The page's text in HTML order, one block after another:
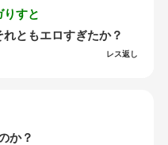
りすと
ともエロすぎたか？
レス返し
か？